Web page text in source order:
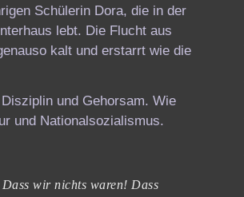
Schülerin Dora, die in der
lebt. Die Flucht aus
kalt und erstarrt wie die
und Gehorsam. Wie
und Nationalsozialismus.
wir nichts waren! Dass